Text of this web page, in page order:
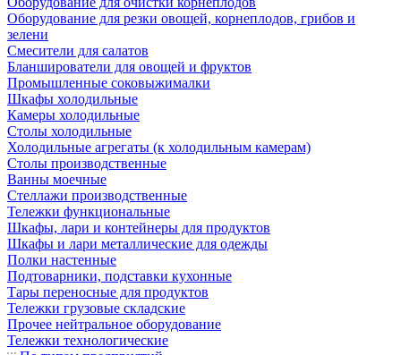
Оборудование для резки овощей, корнеплодов, грибов и
зелени
Смесители для салатов
Бланширователи для овощей и фруктов
Промышленные соковыжималки
Шкафы холодильные
Камеры холодильные
Столы холодильные
Холодильные агрегаты (к холодильным камерам)
Столы производственные
Ванны моечные
Стеллажи производственные
Тележки функциональные
Шкафы, лари и контейнеры для продуктов
Шкафы и лари металлические для одежды
Полки настенные
Подтоварники, подставки кухонные
Тары переносные для продуктов
Тележки грузовые складские
Прочее нейтральное оборудование
Тележки технологические